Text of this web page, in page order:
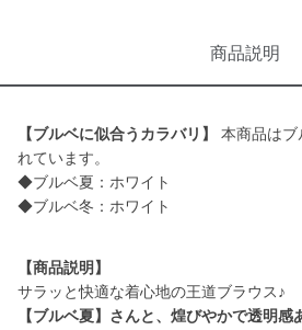
商品説明
【ブルベに似合うカラバリ】
本商品はブ
れています。
◆ブルベ夏：ホワイト
◆ブルベ冬：ホワイト
【商品説明】
【ブルベ夏】さんと、煌びやかで透明感